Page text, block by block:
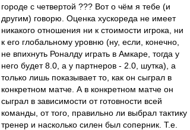
городе с четвертой ??? Вот о чём я тебе (и
другим) говорю. Оценка хускореда не имеет
никакого отношения ни к стоимости игрока, ни
к его глобальному уровню (ну, если, конечно,
не впихнуть Роналду играть в Амкаре, тогда у
него будет 8.0, а у партнеров - 2.0, шутка), а
только лишь показывает то, как он сыграл в
конкретном матче. А в конкретном матче он
сыграл в зависимости от готовности всей
команды, от того, правильно ли выбрал тактику
тренер и насколько силен был соперник. Т.е.